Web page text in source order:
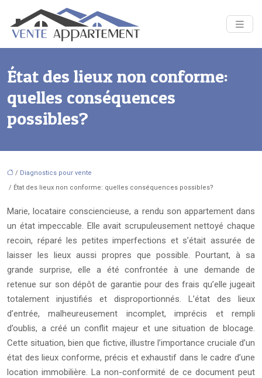
État des lieux non conforme:
quelles conséquences
possibles?
/ Diagnostics pour vente
/ État des lieux non conforme: quelles conséquences possibles?
Marie, locataire consciencieuse, a rendu son appartement dans
un état impeccable. Elle avait scrupuleusement nettoyé chaque
recoin, réparé les petites imperfections et s’était assurée de
laisser les lieux aussi propres que possible. Pourtant, à sa
grande surprise, elle a été confrontée à une demande de
retenue sur son dépôt de garantie pour des frais qu’elle jugeait
totalement injustifiés et disproportionnés. L’état des lieux
d’entrée, malheureusement incomplet, imprécis et rempli
d’oublis, a créé un conflit majeur et une situation de blocage.
Cette situation, bien que fictive, illustre l’importance cruciale d’un
état des lieux conforme, précis et exhaustif dans le cadre d’une
location immobilière. La non-conformité de ce document peut